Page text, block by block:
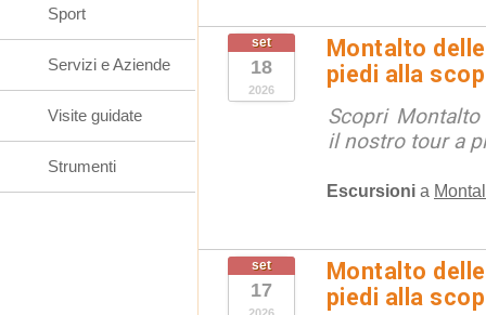
set
18
2026
Montalto
piedi alla
Scopri
il nostro tour a
Escursioni a
set
17
Montalto
piedi alla
Sport
Servizi e Aziende
Visite guidate
Strumenti